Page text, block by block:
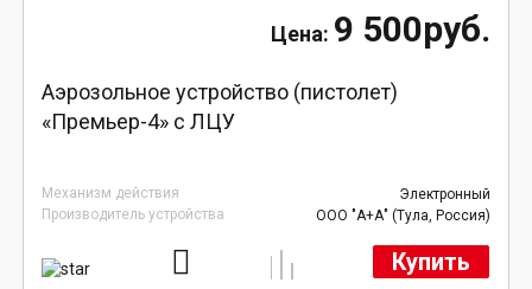
9 500руб.
Аэрозольное устройство (пистолет)
«Премьер-4» с ЛЦУ
Механизм действия
Электронный
Производитель устройства
ООО "А+А" (Тула, Россия)
Купить